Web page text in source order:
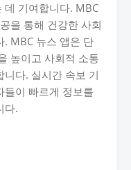
데 기여합니다. MBC
을 통해 건강한 사회
. MBC 뉴스 앱은 단
높이고 사회적 소통
다. 실시간 속보 기
들이 빠르게 정보를
다.